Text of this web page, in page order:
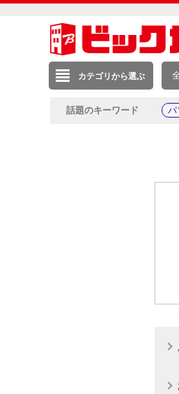
カテゴリから選ぶ
話題のキーワード パ